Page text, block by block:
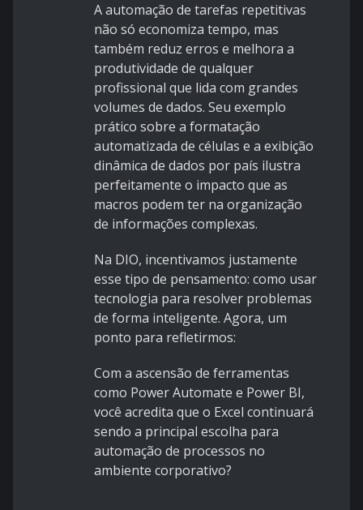
A automação de tarefas repetitivas
não só economiza tempo, mas
também reduz erros e melhora a
produtividade de qualquer
profissional que lida com grandes
volumes de dados. Seu exemplo
prático sobre a formatação
automatizada de células e a exibição
dinâmica de dados por país ilustra
perfeitamente o impacto que as
macros podem ter na organização
de informações complexas.
Na DIO, incentivamos justamente
esse tipo de pensamento: como usar
tecnologia para resolver problemas
de forma inteligente. Agora, um
ponto para refletirmos:
Com a ascensão de ferramentas
como Power Automate e Power BI,
você acredita que o Excel continuará
sendo a principal escolha para
automação de processos no
ambiente corporativo?